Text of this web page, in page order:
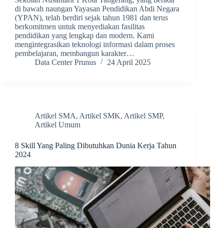
di bawah naungan Yayasan Pendidikan Abdi Negara
(YPAN), telah berdiri sejak tahun 1981 dan terus
berkomitmen untuk menyediakan fasilitas
pendidikan yang lengkap dan modern. Kami
mengintegrasikan teknologi informasi dalam proses
pembelajaran, membangun karakter…
Data Center Prunus
24 April 2025
Artikel SMA, Artikel SMK, Artikel SMP,
Artikel Umum
8 Skill Yang Paling Dibutuhkan Dunia Kerja Tahun
2024